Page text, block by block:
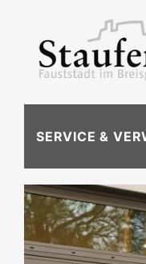
SERVICE &